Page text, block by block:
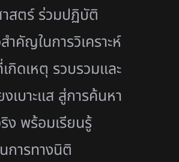
สตร์ ร่วมปฏิบัติ
ำคัญในการวิเคราะห์
กิดเหตุ รวบรวมและ
งเบาะแส สู่การค้นหา
ง พร้อมเรียนรู้
การทางนิติ